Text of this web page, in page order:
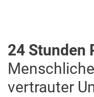
24 Stunden
vertrauter